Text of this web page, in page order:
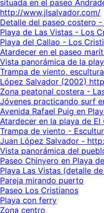
situada en el paseo
http://www.jlsalvador.com/
Detalle del paseo costero
Playa de Las Vistas - Los
Playa del Callao - Los
Atardecer en el paseo
Vista panorámica de la
Trampa de viento,
López Salvador (2002)
Zona peatonal costera -
Jóvenes practicando surf
Avenida Rafael Puig en
Atardecer en la playa de El
Trampa de viento -
Juan López Salvador -
Vista panorámica del
Paseo Chinyero en Playa
Playa Las Vistas (detalle
Pareja mirando puerto
Paseo Los Cristianos
Playa con ferry
Zona centro